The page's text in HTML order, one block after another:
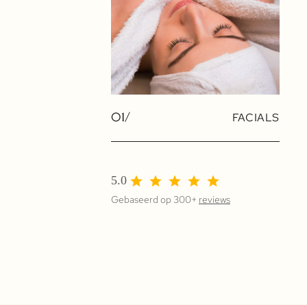
01/ FACIALS
5.0
Gebaseerd op 300+ reviews